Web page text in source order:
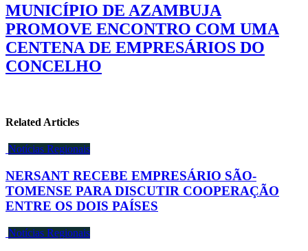
MUNICÍPIO DE AZAMBUJA
PROMOVE ENCONTRO COM UMA
CENTENA DE EMPRESÁRIOS DO
CONCELHO
Related Articles
Notícias Regionais
NERSANT RECEBE EMPRESÁRIO SÃO-
TOMENSE PARA DISCUTIR COOPERAÇÃO
ENTRE OS DOIS PAÍSES
Notícias Regionais